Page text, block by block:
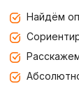
Найдём